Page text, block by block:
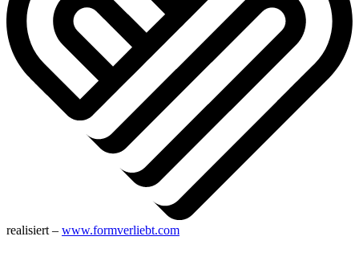
realisiert – www.formverliebt.com